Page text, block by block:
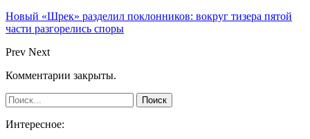
Новый «Шрек» разделил поклонников: вокруг тизера пятой
части разгорелись споры
Prev Next
Комментарии закрыты.
Интересное: